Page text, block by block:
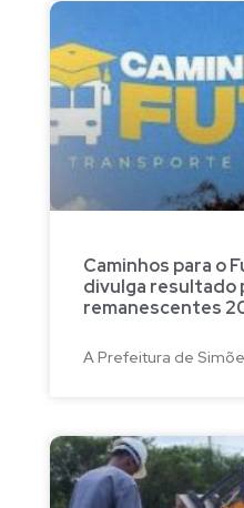
Caminhos para o
divulga resultado
remanescentes
A Prefeitura de